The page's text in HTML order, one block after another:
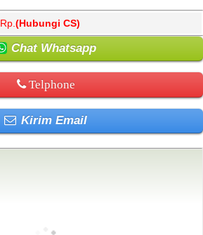
Rp. (Hubungi CS)
Chat Whatsapp
Telphone
Kirim Email